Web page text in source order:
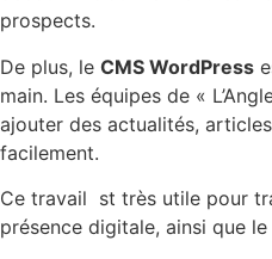
prospects.
De plus, le CMS WordPress
main. Les équipes de «
ajouter des actualités,
facilement.
Ce travail st très utile pour
présence digitale, ainsi que le